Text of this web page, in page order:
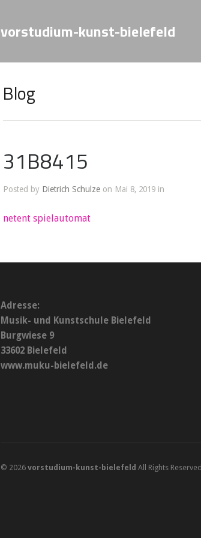
vorstudium-kunst-bielefeld
Blog
31B8415
Posted by Dietrich Schulze on Mai 8, 2019 in
netent spielautomat
Adresse:
Musik- und Kunstschule Bielefeld
Burgwiese 9
33602 Bielefeld
www.muku-bielefeld.de
© 2026 vorstudium-kunst-bielefeld All Rights